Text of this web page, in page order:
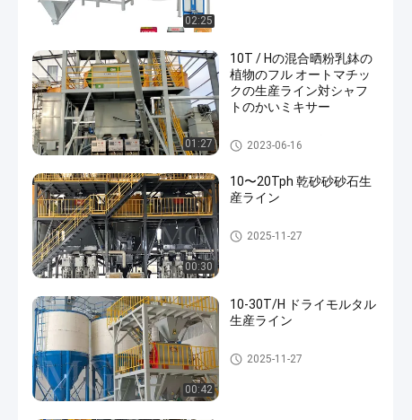
02:25
01:27
10T / Hの混合晒粉乳鉢の
植物のフル オートマチッ
クの生産ライン対シャフ
トのかいミキサー
乾燥した乳鉢の生産ライン
2023-06-16
00:30
10〜20Tph 乾砂砂砂石生
産ライン
乾燥した乳鉢ミキサー機械
2025-11-27
00:42
10-30T/H ドライモルタル
生産ライン
乾燥した乳鉢ミキサー機械
2025-11-27